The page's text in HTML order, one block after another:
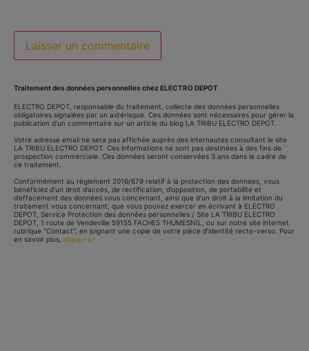
Traitement des données personnelles chez ELECTRO DEPOT
ELECTRO DEPOT, responsable du traitement, collecte des données personnelles
obligatoires signalées par un astérisque. Ces données sont nécessaires pour gérer la
publication d’un commentaire sur un article du blog LA TRIBU ELECTRO DEPOT.
Votre adresse email ne sera pas affichée auprès des internautes consultant le site
LA TRIBU ELECTRO DEPOT. Ces informations ne sont pas destinées à des fins de
prospection commerciale. Ces données seront conservées 3 ans dans le cadre de
ce traitement.
Conformément au règlement 2016/679 relatif à la protection des données, vous
bénéficiez d’un droit d’accès, de rectification, d’opposition, de portabilité et
d’effacement des données vous concernant, ainsi que d’un droit à la limitation du
traitement vous concernant, que vous pouvez exercer en écrivant à ELECTRO
DEPOT, Service Protection des données personnelles / Site LA TRIBU ELECTRO
DEPOT, 1 route de Vendeville 59155 FACHES THUMESNIL, ou sur notre site internet
rubrique “Contact”, en joignant une copie de votre pièce d’identité recto-verso. Pour
en savoir plus, cliquez ici